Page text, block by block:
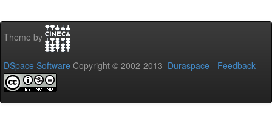
Theme by
DSpace Software Copyright © 2002-2013 Duraspace - Feedback